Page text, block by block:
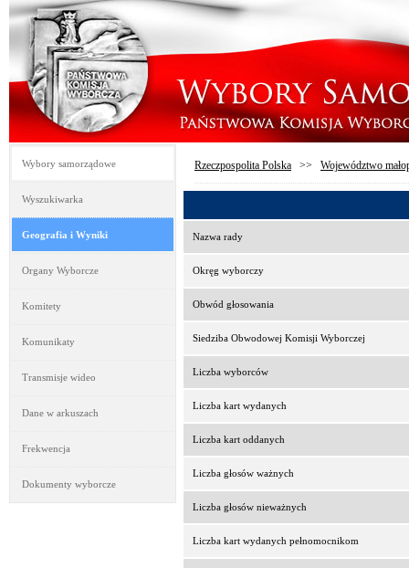
Wybory samorządowe
Wyszukiwarka
Geografia i Wyniki
Organy Wyborcze
Komitety
Komunikaty
Transmisje wideo
Dane w arkuszach
Frekwencja
Dokumenty wyborcze
Rzeczpospolita Polska >> Województwo
Nazwa rady
Okręg wyborczy
Obwód głosowania
Siedziba Obwodowej Komisji Wyborczej
Liczba wyborców
Liczba kart wydanych
Liczba kart oddanych
Liczba głosów ważnych
Liczba głosów nieważnych
Liczba kart wydanych pełnomocnikom